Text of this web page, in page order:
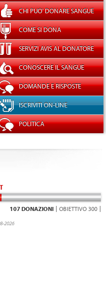
CHI PUO' DONARE SANGUE
COME SI DONA
SERVIZI AVIS AL DONATORE
CONOSCERE IL SANGUE
DOMANDE E RISPOSTE
ISCRIVITI ON-LINE
POLITICA
107 DONAZIONI OBIETTIVO 300
2026